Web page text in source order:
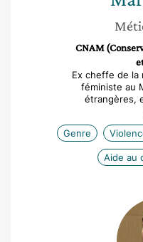
CNAM
Ex cheffe de la
féministe au
étrangères,
Genre
Aide au